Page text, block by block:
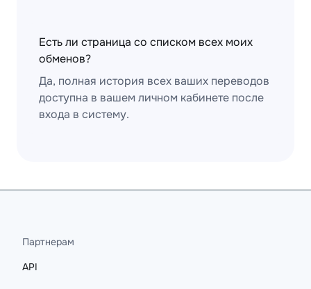
Есть ли страница со списком всех моих
обменов?
Да, полная история всех ваших переводов
доступна в вашем личном кабинете после
входа в систему.
Партнерам
API